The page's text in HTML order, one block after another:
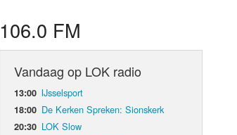
106.0 FM
Vandaag op LOK radio
13:00 IJsselsport
18:00 De Kerken Spreken: Sionskerk
20:30 LOK Slow